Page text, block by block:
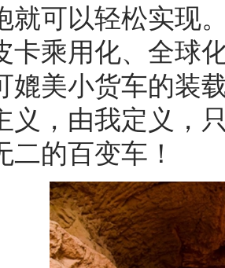
就可以轻松实现
卡乘用化、全球
媲美小货车的装
义，由我定义，
二的百变车！